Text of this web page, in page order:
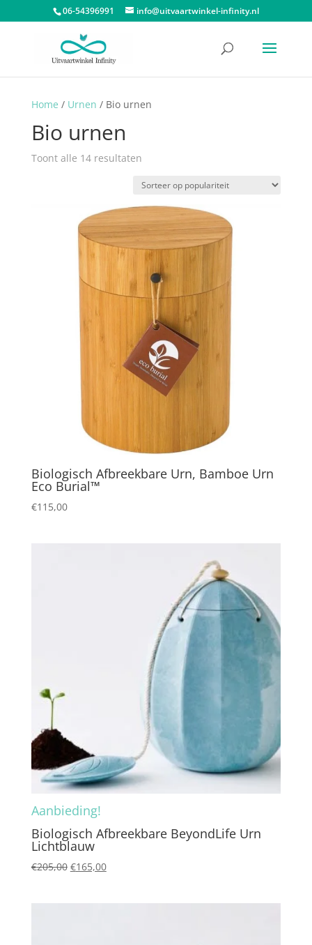
06-54396991 info@uitvaartwinkel-infinity.nl
Home / Urnen / Bio urnen
Bio urnen
Toont alle 14 resultatenGesorteerd
populariteit
Biologisch Afbreekbare Urn, Bamboe Urn
Eco Burial™
€115,00
Aanbieding!
Biologisch Afbreekbare BeyondLife Urn
Lichtblauw
€205,00 Oorspronkelijke
€165,00Huidige